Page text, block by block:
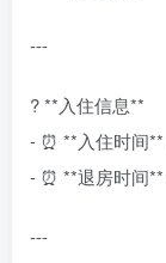
---
? **入住信息**
- ⏰ **入住时间
- ⏰ **退房时间
---